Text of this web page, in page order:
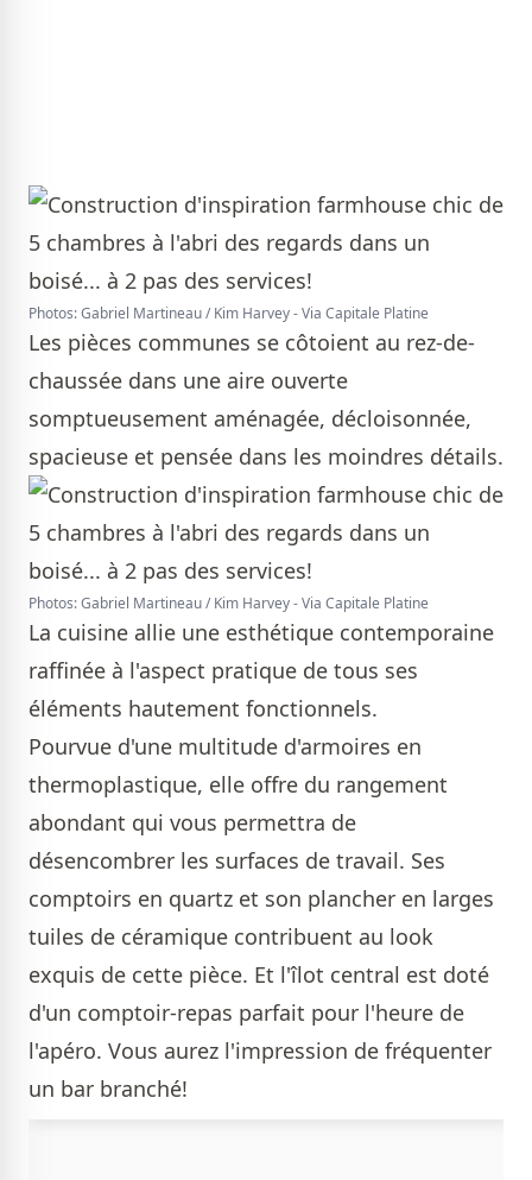
Photos: Gabriel Martineau / Kim Harvey - Via Capitale Platine
Les pièces communes se côtoient au rez-de-
chaussée dans une aire ouverte
somptueusement aménagée, décloisonnée,
spacieuse et pensée dans les moindres détails.
Photos: Gabriel Martineau / Kim Harvey - Via Capitale Platine
La cuisine allie une esthétique contemporaine
raffinée à l'aspect pratique de tous ses
éléments hautement fonctionnels.
Pourvue d'une multitude d'armoires en
thermoplastique, elle offre du rangement
abondant qui vous permettra de
désencombrer les surfaces de travail. Ses
comptoirs en quartz et son plancher en larges
tuiles de céramique contribuent au look
exquis de cette pièce. Et l'îlot central est doté
d'un comptoir-repas parfait pour l'heure de
l'apéro. Vous aurez l'impression de fréquenter
un bar branché!